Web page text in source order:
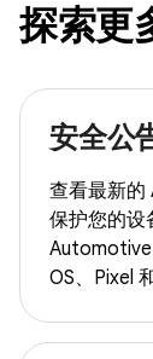
探索更
安全公
查看最新的
保护您的设
OS、Pixel